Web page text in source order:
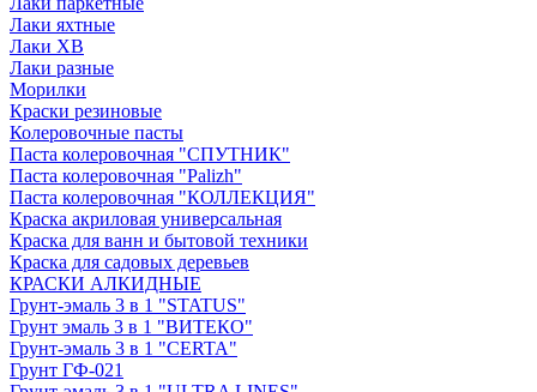
Лаки яхтные
Лаки ХВ
Лаки разные
Морилки
Краски резиновые
Колеровочные пасты
Паста колеровочная "СПУТНИК"
Паста колеровочная "Palizh"
Паста колеровочная "КОЛЛЕКЦИЯ"
Краска акриловая универсальная
Краска для ванн и бытовой техники
Краска для садовых деревьев
КРАСКИ АЛКИДНЫЕ
Грунт-эмаль 3 в 1 "STATUS"
Грунт эмаль 3 в 1 "ВИТЕКО"
Грунт-эмаль 3 в 1 "CERTA"
Грунт ГФ-021